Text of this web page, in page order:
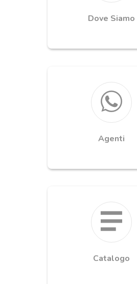
Dove Siamo
Agenti
Catalogo